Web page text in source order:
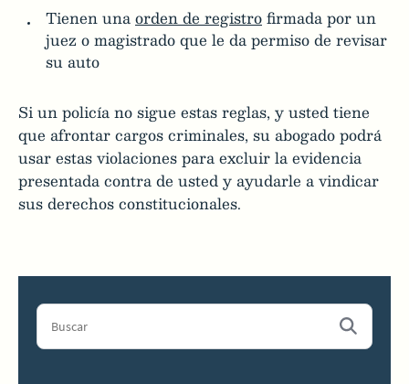
Tienen unaorden de registrofirmada por un
juez o magistrado que le da permiso de revisar
su auto
Si un policía no sigue estas reglas, y usted tiene
que afrontar cargos criminales, su abogado podrá
usar estas violaciones para excluir la evidencia
presentada contra de usted y ayudarle a vindicar
sus derechos constitucionales.